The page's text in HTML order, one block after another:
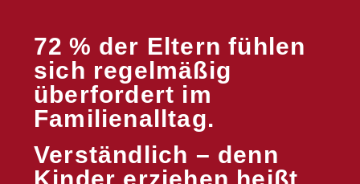
72 % der Eltern fühlen
sich regelmäßig
überfordert im
Familienalltag.
Verständlich – denn
Kinder erziehen heißt